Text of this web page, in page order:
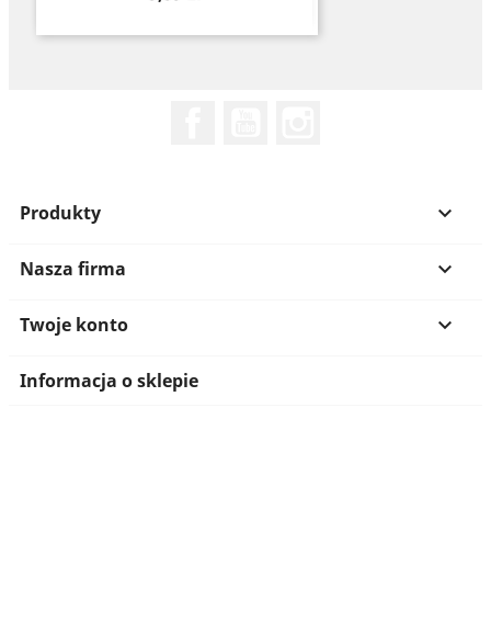
Produkty 
Nasza firma 
Twoje konto 
Informacja o sklepie